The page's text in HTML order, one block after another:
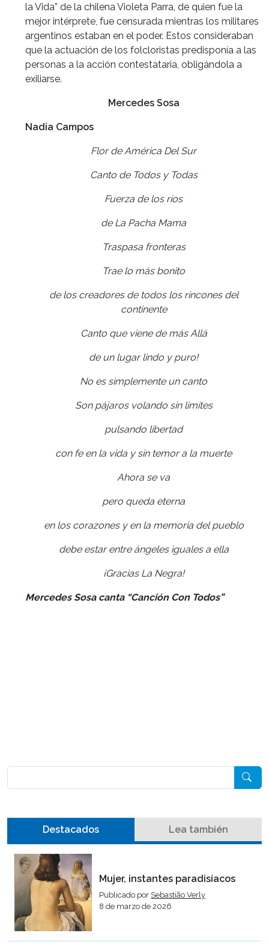
la Vida” de la chilena Violeta Parra, de quien fue la
mejor intérprete, fue censurada mientras los militares
argentinos estaban en el poder. Estos consideraban
que la actuación de los folcloristas predisponía a las
personas a la acción contestataria, obligándola a
exiliarse.
Mercedes Sosa
Nadia Campos
Flor de América Del Sur
Canto de Todos y Todas
Fuerza de los ríos
de La Pacha Mama
Traspasa fronteras
Trae lo más bonito
de los creadores de todos los rincones del
continente
Canto que viene de más Allá
de un lugar lindo y puro!
No es simplemente un canto
Son pájaros volando sin límites
pulsando libertad
con fe en la vida y sin temor a la muerte
Ahora se va
pero queda eterna
en los corazones y en la memoria del pueblo
debe estar entre ángeles iguales a ella
¡Gracias La Negra!
Mercedes Sosa canta “Canción Con Todos”
Destacados Lea también
Mujer, instantes paradisíacos
Publicado por Sebastião Verly
8 de marzo de 2026